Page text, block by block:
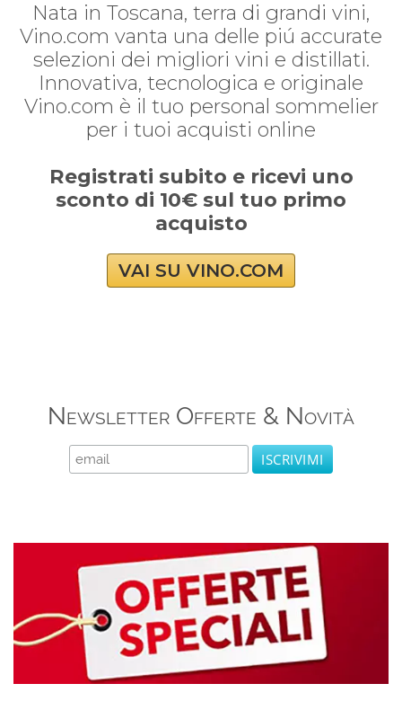
Nata in Toscana, terra di grandi vini,
Vino.com vanta una delle piú accurate
selezioni dei migliori vini e distillati.
Innovativa, tecnologica e originale
Vino.com è il tuo personal sommelier
per i tuoi acquisti online
Registrati subito e ricevi uno
sconto di 10€ sul tuo primo
acquisto
VAI SU VINO.COM
Newsletter Offerte & Novità